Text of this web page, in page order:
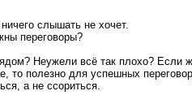
слышать не хочет.
переговоры?
Неужели всё так плохо? Если
то полезно для успешных
а не ссориться.